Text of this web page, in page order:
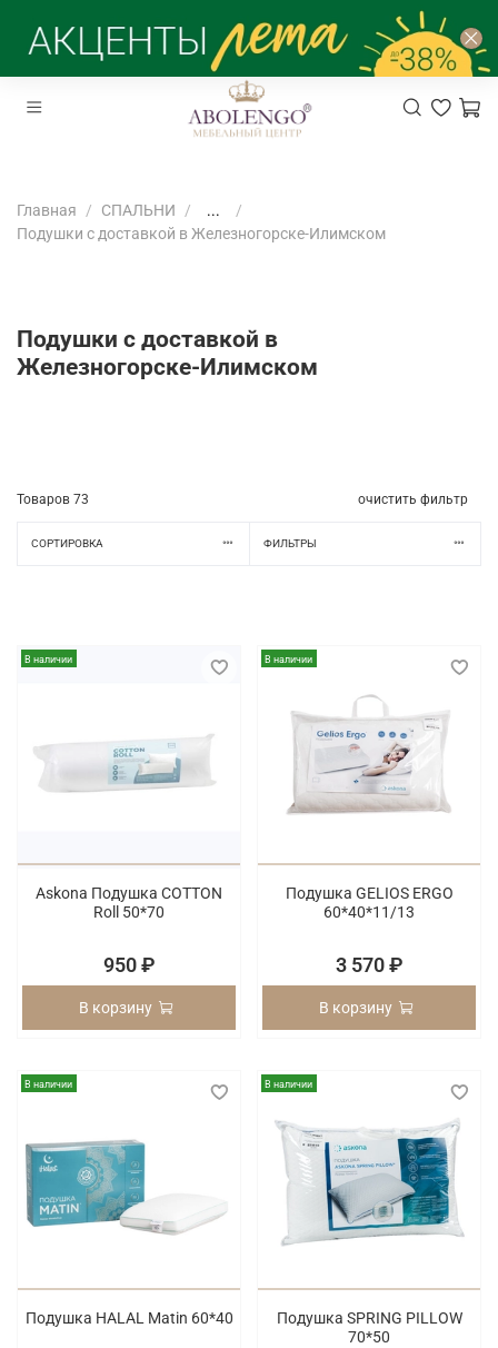
Главная СПАЛЬНИ
...
Подушки с доставкой в Железногорске-Илимском
Подушки с доставкой в
Железногорске-Илимском
Товаров 73 очистить фильтр
СОРТИРОВКА ФИЛЬТРЫ
В наличии
Askona Подушка COTTON
Roll 50*70
950 ₽
В корзину
В наличии
Подушка GELIOS ERGO
60*40*11/13
3 570 ₽
В корзину
В наличии
Подушка HALAL Matin 60*40
В наличии
Подушка SPRING PILLOW
70*50